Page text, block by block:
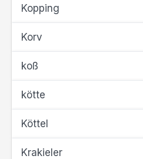
Kopping
Korv
koß
kötte
Köttel
Krakieler